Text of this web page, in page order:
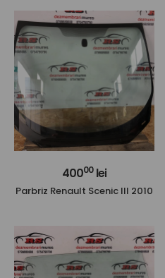
40000lei
Parbriz Renault Scenic III 2010